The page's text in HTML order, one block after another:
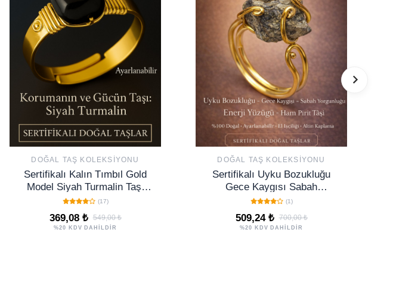
DOĞAL TAŞ KOLEKSIYONU
Sertifikalı Kalın Tımbıl Gold
Model Siyah Turmalin Taşı
Yüzük - Ayarlamalı
(17)
369,08 ₺ 549,00 ₺
%20 KDV DAHİLDİR
DOĞAL TAŞ KOLEKSIYONU
Sertifikalı Uyku Bozukluğu
Gece Kaygısı Sabah
Yorgunluk Enerji Yüzüğü –
Ham Pirit Taşı – Ayarlamalı
(1)
509,24 ₺ 700,00 ₺
%20 KDV DAHİLDİR